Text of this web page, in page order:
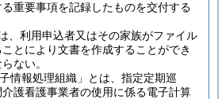
る重要事項を記録したものを交付する
、利用申込者又はその家族がファイル
とにより文書を作成することができ
ない。
情報処理組織」とは、指定定期巡
護看護事業者の使用に係る電子計算